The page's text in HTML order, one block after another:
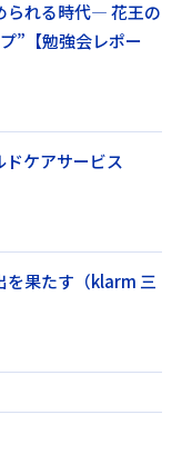
られる時代― 花王の
”【勉強会レポー
ケアサービス
を果たす（klarm 三